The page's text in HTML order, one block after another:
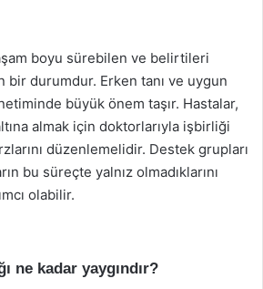
boyu sürebilen ve belirtileri
durumdur. Erken tanı ve uygun
büyük önem taşır. Hastalar,
almak için doktorlarıyla işbirliği
düzenlemelidir. Destek grupları
bu süreçte yalnız olmadıklarını
olabilir.
ne kadar yaygındır?